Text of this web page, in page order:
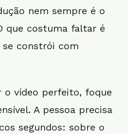
nem sempre é o
que costuma faltar é
se constrói com
o vídeo perfeito, foque
A pessoa precisa
segundos: sobre o